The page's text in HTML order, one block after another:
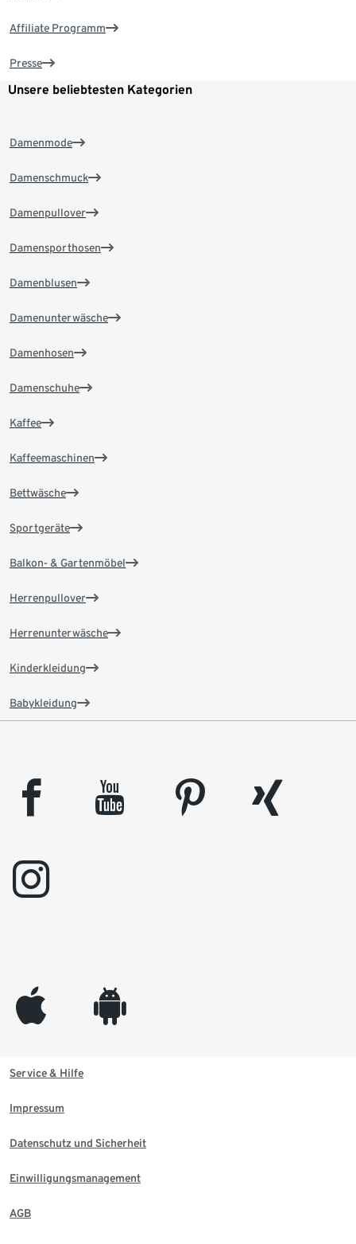
Affiliate Programm
Presse
Unsere beliebtesten Kategorien
Damenmode
Damenschmuck
Damenpullover
Damensporthosen
Damenblusen
Damenunterwäsche
Damenhosen
Damenschuhe
Kaffee
Kaffeemaschinen
Bettwäsche
Sportgeräte
Balkon- & Gartenmöbel
Herrenpullover
Herrenunterwäsche
Kinderkleidung
Babykleidung
facebook youtube pinterest
xing
instagram
appleinc android
Service & Hilfe
Impressum
Datenschutz und Sicherheit
Einwilligungsmanagement
AGB